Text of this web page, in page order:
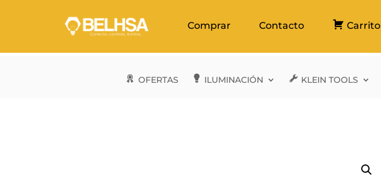
Comprar Contacto Carrito
OFERTAS ILUMINACIÓN KLEIN TOOLS